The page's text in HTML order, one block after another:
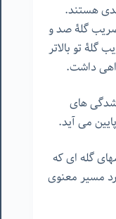
هستند.
گلۀ صد و
تو بالاتر
داشت.
های
می آید.
گله ای که
مسیر معنوی